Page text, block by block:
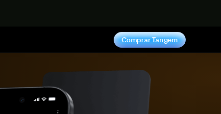
Comprar Tangem